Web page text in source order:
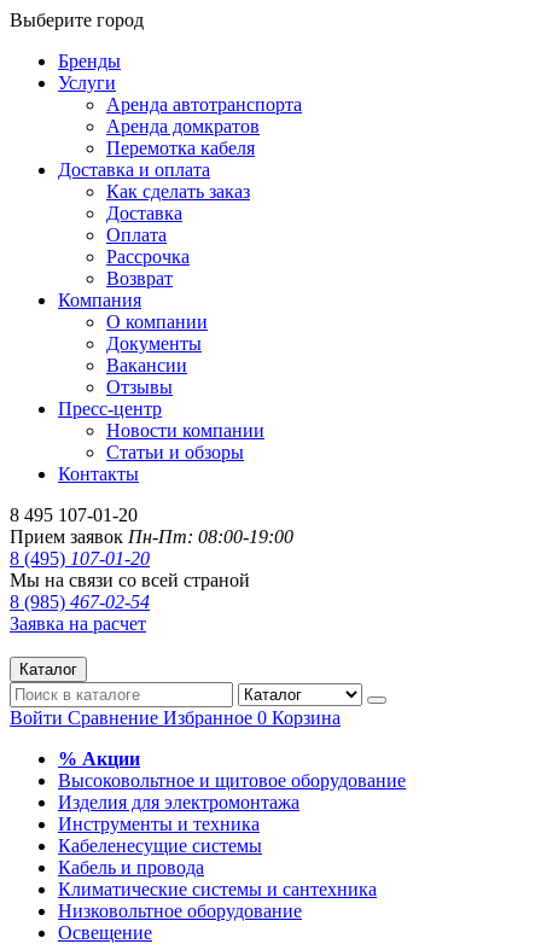
Выберите город
Бренды
Услуги
Аренда автотранспорта
Аренда домкратов
Перемотка кабеля
Доставка и оплата
Как сделать заказ
Доставка
Оплата
Рассрочка
Возврат
Компания
О компании
Документы
Вакансии
Отзывы
Пресс-центр
Новости компании
Статьи и обзоры
Контакты
8 495 107-01-20
Прием заявок Пн-Пт: 08:00-19:00
8 (495) 107-01-20
Мы на связи со всей страной
8 (985) 467-02-54
Заявка на расчет
Каталог
Войти Сравнение Избранное 0 Корзина
% Акции
Высоковольтное и щитовое оборудование
Изделия для электромонтажа
Инструменты и техника
Кабеленесущие системы
Кабель и провода
Климатические системы и сантехника
Низковольтное оборудование
Освещение